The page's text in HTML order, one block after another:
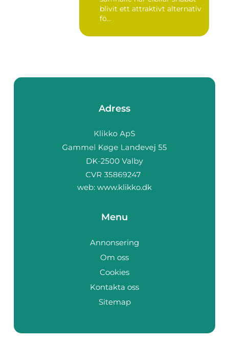
blivit ett attraktivt alternativ
fö...
Adress
web: www.klikko.dk
Menu
Annonsering
Om oss
Cookies
Kontakta oss
Sitemap